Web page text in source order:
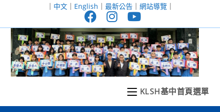
至
｜ 中文｜ English ｜ 最新公告｜ 網站導覽｜
KLSH基中首頁選單